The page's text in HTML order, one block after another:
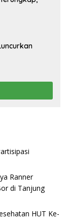
Ranner
di Tanjung
HUT Ke-